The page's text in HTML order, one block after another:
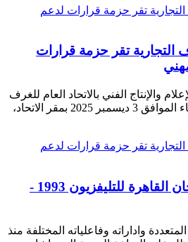
التجارية تقر حزمة قرارات
والإنتاج الفني بالاتحاد العام للغرف
التجارية اجتماعها يوم الأربعاء الموافق 3 ديسمبر 2025 بمقر الاتحاد،
المنتجين العرب : مهرجان القاهرة للتليفزيون 1993 -
١٩٩٣ بصورة المتعددة واداراته وفاعلياته المختلفة منذ